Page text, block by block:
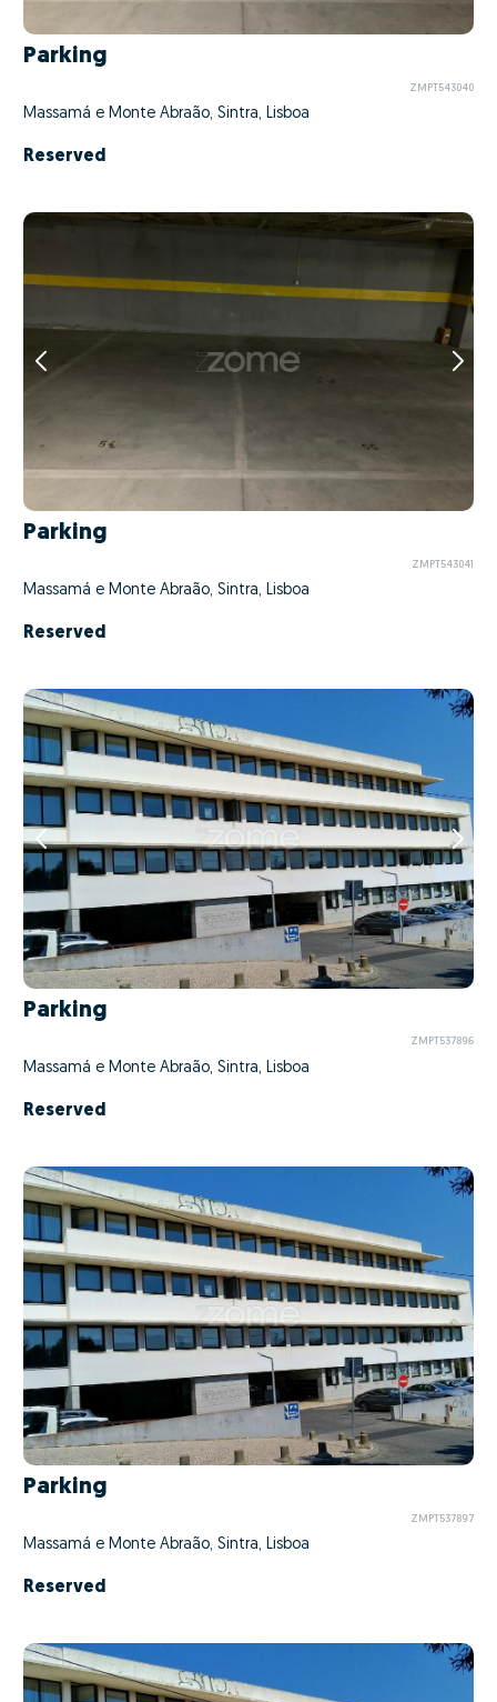
Parking
ZMPT543040
Massamá e Monte Abraão, Sintra, Lisboa
Reserved
Parking
ZMPT543041
Massamá e Monte Abraão, Sintra, Lisboa
Reserved
Parking
ZMPT537896
Massamá e Monte Abraão, Sintra, Lisboa
Reserved
Parking
ZMPT537897
Massamá e Monte Abraão, Sintra, Lisboa
Reserved